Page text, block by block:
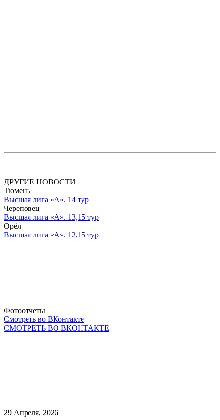
ДРУГИЕ НОВОСТИ
Тюмень
Высшая лига «А». 14 тур
Череповец
Высшая лига «А». 13,15 тур
Орёл
Высшая лига «А». 12,15 тур
Фотоотчеты
Смотреть во ВКонтакте
СМОТРЕТЬ ВО ВКОНТАКТЕ
29 Апреля, 2026